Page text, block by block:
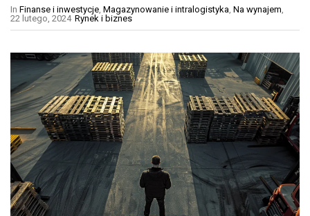
In Finanse i inwestycje, Magazynowanie i intralogistyka, Na wynajem,
Rynek i biznes
22 lutego, 2024